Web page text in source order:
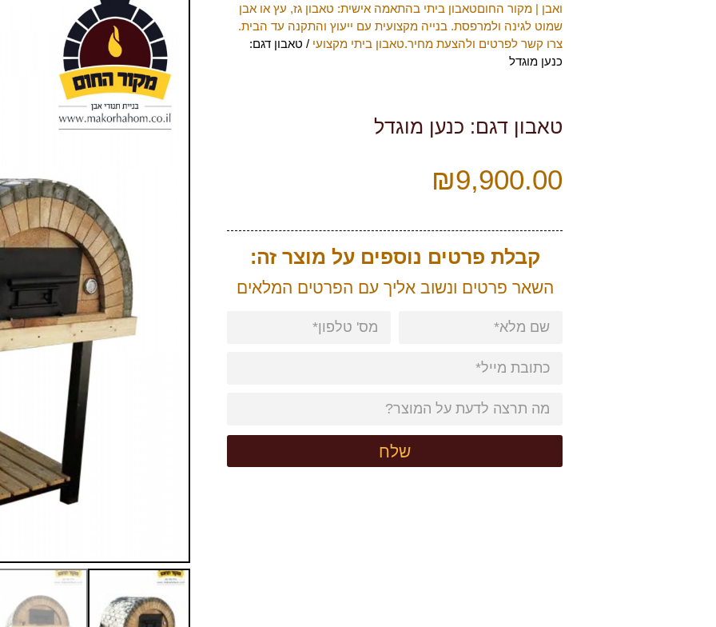
ואבן | מקור החוםטאבון ביתי בהתאמה אישית: טאבון גז, עץ או אבן
שמוט לגינה ולמרפסת. בנייה מקצועית עם ייעוץ והתקנה עד הבית.
צרו קשר לפרטים ולהצעת מחיר.טאבון ביתי מקצועי / טאבון דגם:
כנען מוגדל
טאבון דגם: כנען מוגדל
₪9,900.00
קבלת פרטים נוספים על מוצר זה:
השאר פרטים ונשוב אליך עם הפרטים המלאים
שלח